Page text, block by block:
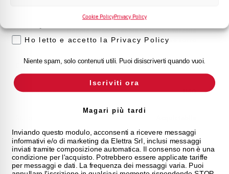
Cookie PolicyPrivacy Policy
Tipo
connessione
Doppio attacco gabbia Failsafe + forcella
sopra e sotto
Capacità dei terminali 25 superiore e inferiore mm²
Omologazioni IMQ
Marca AEG
Ho letto e accetto la Privacy Policy
Niente spam, solo contenuti utili. Puoi disiscriverti quando vuoi.
Iscriviti ora
Magari più tardi
Inviando questo modulo, acconsenti a ricevere messaggi
informativi e/o di marketing da Elettra Srl, inclusi messaggi
inviati tramite composizione automatica. Il consenso non è una
condizione per l'acquisto. Potrebbero essere applicate tariffe
per messaggi e dati. La frequenza dei messaggi varia. Puoi